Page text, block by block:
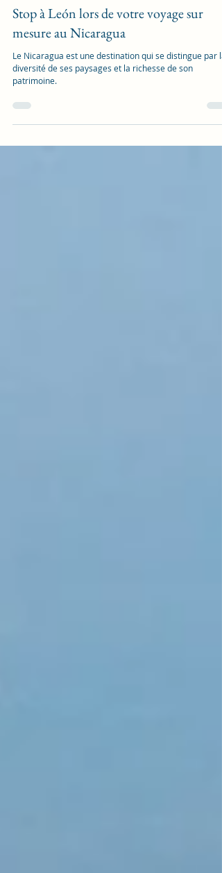
13 oct. 2024
4 min de lecture
Stop à León lors de votre voyage sur
mesure au Nicaragua
Le Nicaragua est une destination qui se distingue par la
patrimoine.